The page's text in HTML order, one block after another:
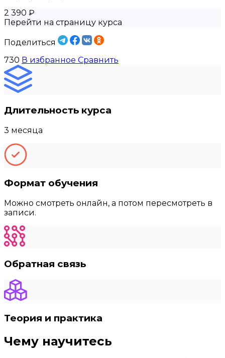
2 390 ₽
Перейти на страницу курса
Поделиться
730 В избранное Сравнить
Длительность курса
3 месяца
Формат обучения
Можно смотреть онлайн, а потом пересмотреть в
записи.
Обратная связь
Теория и практика
Чему научитесь